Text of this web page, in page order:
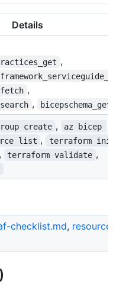
Details
,
,
, bicepschema_get
create ,
az bicep
list ,
terraform
, terraform validate ,
checklist.md,